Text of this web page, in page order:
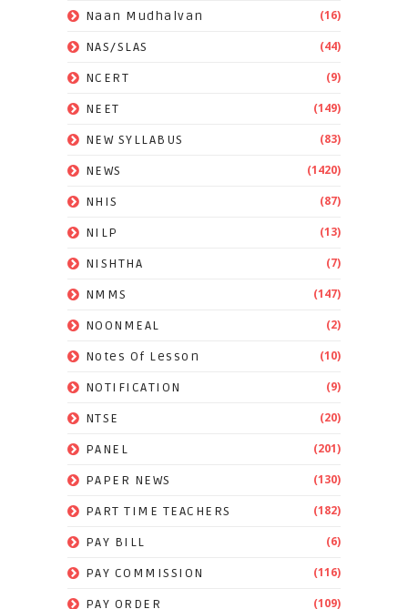
Naan Mudhalvan (16)
NAS/SLAS (44)
NCERT (9)
NEET (149)
NEW SYLLABUS (83)
NEWS (1420)
NHIS (87)
NILP (13)
NISHTHA (7)
NMMS (147)
NOONMEAL (2)
Notes Of Lesson (10)
NOTIFICATION (9)
NTSE (20)
PANEL (201)
PAPER NEWS (130)
PART TIME TEACHERS (182)
PAY BILL (6)
PAY COMMISSION (116)
PAY ORDER (109)